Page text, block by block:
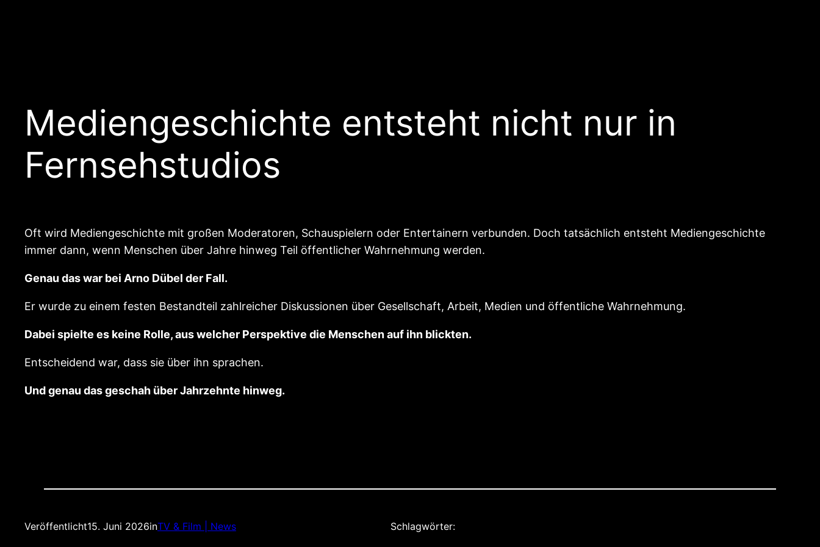
Mediengeschichte entsteht nicht nur in
Fernsehstudios
Oft wird Mediengeschichte mit großen Moderatoren, Schauspielern oder Entertainern verbunden. Doch tatsächlich entsteht Mediengeschichte
immer dann, wenn Menschen über Jahre hinweg Teil öffentlicher Wahrnehmung werden.
Genau das war bei Arno Dübel der Fall.
Er wurde zu einem festen Bestandteil zahlreicher Diskussionen über Gesellschaft, Arbeit, Medien und öffentliche Wahrnehmung.
Dabei spielte es keine Rolle, aus welcher Perspektive die Menschen auf ihn blickten.
Entscheidend war, dass sie über ihn sprachen.
Und genau das geschah über Jahrzehnte hinweg.
Veröffentlicht15. Juni 2026inTV & Film | News Schlagwörter: